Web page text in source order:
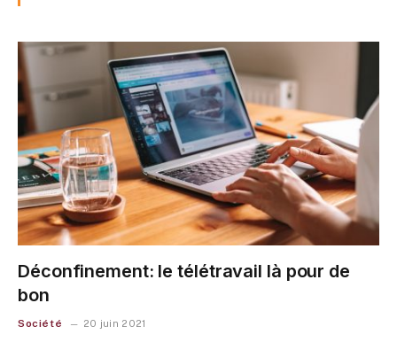
Déconfinement: le télétravail là pour de
bon
Société 20 juin 2021